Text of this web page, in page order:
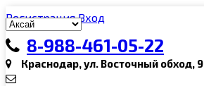
Регистрация Вход
8-988-461-05-22
Краснодар, ул. Восточный обход, 9